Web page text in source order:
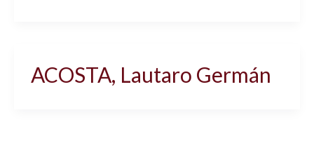
ACOSTA, Lautaro Germán